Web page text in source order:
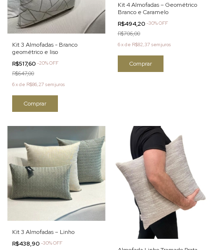
Kit 3 Almofadas - Branco
geométrico e liso
R$517,60 -20%OFF
R$647,00
6xde R$86,27 sem juros
Kit 4 Almofadas – Geométrico
Branco e Caramelo
R$494,20 -30%OFF
R$706,00
6xde R$82,37 sem juros
Kit 3 Almofadas – Linho
R$438,90 -30%OFF